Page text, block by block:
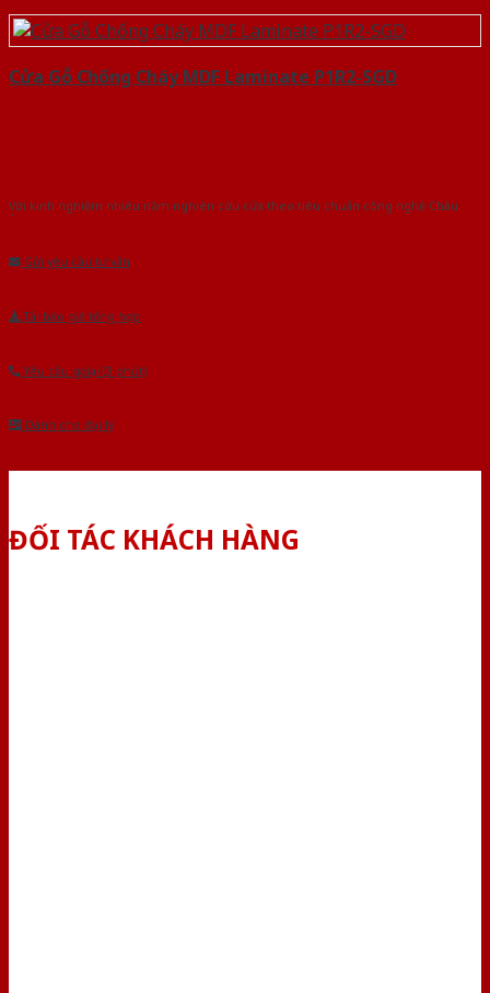
Cửa Gỗ Chống Cháy MDF Laminate P1R2-SGD
Với kinh nghiệm nhiêu năm nghiên cứu cửa theo tiêu chuẩn công nghệ Châu
Gửi yêu cầu tư vấn
Tải báo giá tổng hợp
Yêu cầu gọi lại (3 phút)
Dành cho đại lý
ĐỐI TÁC KHÁCH HÀNG